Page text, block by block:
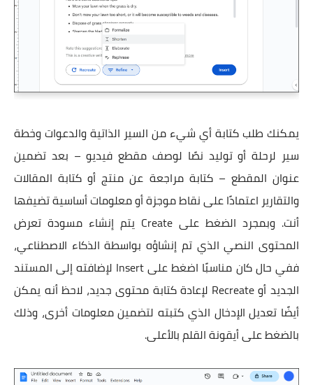
يمكنك طلب كتابة أي شيء من السير الذاتية والدعوات وخطة
سير لرحلة أو توليد نصًا لوصف مقطع فيديو – بعد تضمين
عنوان المقطع – كتابة مراجعة عن منتج أو كتابة المقالات
والتقارير اعتمادًا على نقاط موجزة أو معلومات أساسية تضيفها
أنت. وبمجرد الضغط على Create يتم إنشاء مسودة تعرض
المحتوى النصي الذي تم إنشاؤه بواسطة الذكاء الاصطناعي،
ففي حال كان مناسبًا اضغط على Insert لإضافته إلى المستند
الجديد أو Recreate لإعادة كتابة محتوى جديد، لاحظ أنه يمكن
أيضًا تعديل الإدخال الذي كتبته لتضمين معلومات أخرى، وذلك
بالضغط على أيقونة القلم بالأعلى.